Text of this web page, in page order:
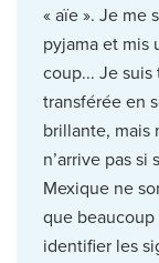
« aïe ». Je me
pyjama et mis
coup... Je suis
transférée en
brillante, mais
n’arrive pas
Mexique ne
que
identifier les